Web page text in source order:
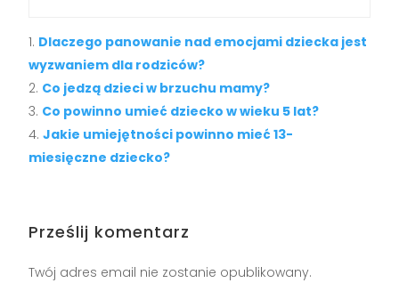
Dlaczego panowanie nad emocjami dziecka jest
wyzwaniem dla rodziców?
Co jedzą dzieci w brzuchu mamy?
Co powinno umieć dziecko w wieku 5 lat?
Jakie umiejętności powinno mieć 13-
miesięczne dziecko?
Prześlij komentarz
Twój adres email nie zostanie opublikowany.